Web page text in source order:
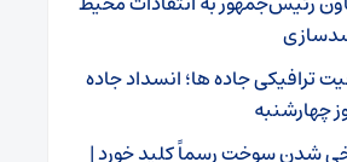
ترافیکی جاده ها؛ انسداد جاده
چهارشنبه
۳ نرخی شدن سوخت رسماً کلید خورد |